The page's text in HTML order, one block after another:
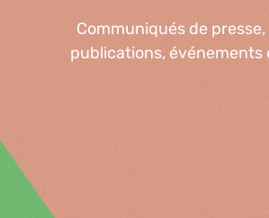
Communiqués de
publications, événements